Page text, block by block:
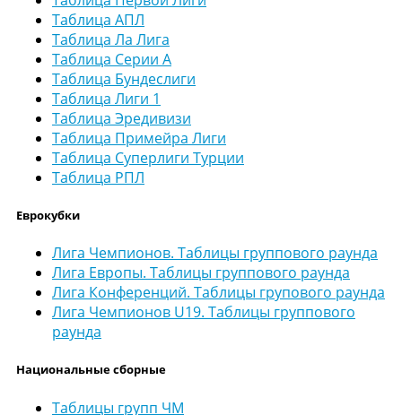
Таблица АПЛ
Таблица Ла Лига
Таблица Серии А
Таблица Бундеслиги
Таблица Лиги 1
Таблица Эредивизи
Таблица Примейра Лиги
Таблица Суперлиги Турции
Таблица РПЛ
Еврокубки
Лига Чемпионов. Таблицы группового раунда
Лига Европы. Таблицы группового раунда
Лига Конференций. Таблицы групового раунда
Лига Чемпионов U19. Таблицы группового
раунда
Национальные сборные
Таблицы групп ЧМ